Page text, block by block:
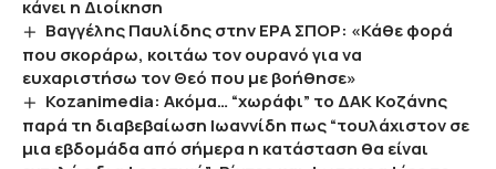
κάνει η Διοίκηση
Bαγγέλης Παυλίδης στην ΕΡΑ ΣΠΟΡ: «Κάθε φορά
που σκοράρω, κοιτάω τον ουρανό για να
ευχαριστήσω τον Θεό που με βοήθησε»
Kozanimedia: Ακόμα… “χωράφι” το ΔΑΚ Κοζάνης
παρά τη διαβεβαίωση Ιωαννίδη πως “τουλάχιστον σε
μια εβδομάδα από σήμερα η κατάσταση θα είναι